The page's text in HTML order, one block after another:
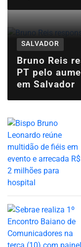
SALVADOR
Bruno Reis
PT pelo
em Salvador